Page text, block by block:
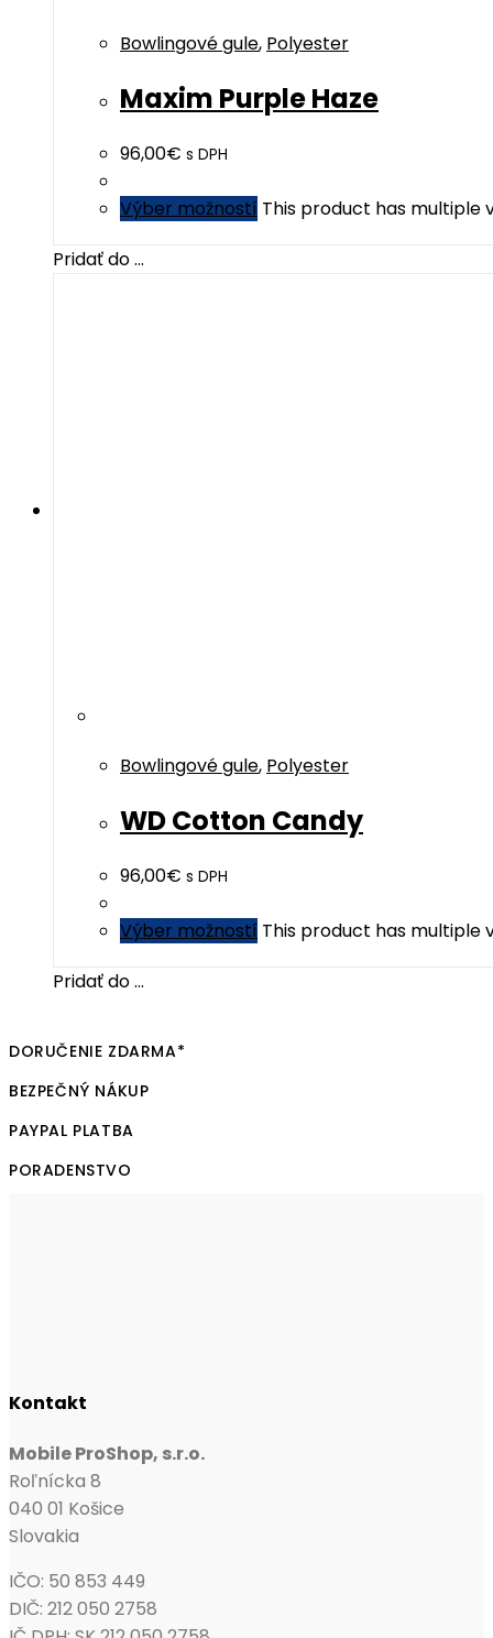
Bowlingové gule, Polyester
Maxim Purple Haze
96,00€ s DPH
Výber možností This product has multiple
Pridať do ...
Bowlingové gule, Polyester
WD Cotton Candy
96,00€ s DPH
Výber možností This product has multiple
Pridať do ...
DORUČENIE ZDARMA*
BEZPEČNÝ NÁKUP
PAYPAL PLATBA
PORADENSTVO
Kontakt
Mobile ProShop, s.r.o.
Roľnícka 8
040 01 Košice
Slovakia
IČO: 50 853 449
DIČ: 212 050 2758